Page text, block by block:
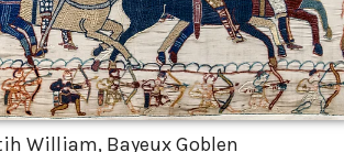
William, Bayeux Goblen